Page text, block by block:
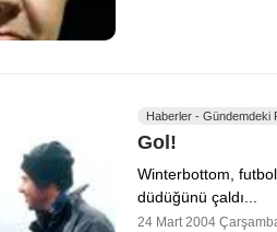
Haberler - Gündemdeki
Gol!
Winterbottom,
düdüğünü çaldı...
24 Mart 2004